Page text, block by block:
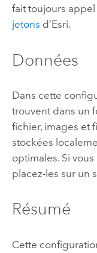
fait toujours appel
jetons d’Esri.
Données
Dans cette
trouvent dans un
fichier, images et
stockées
optimales. Si
placez-les sur un
Résumé
Cette